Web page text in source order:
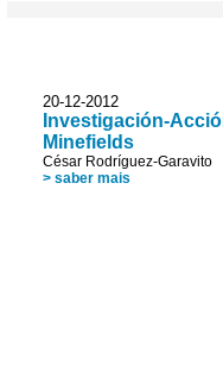
20-12-2012
Investigación-
Minefields
César Rodríguez-Garavito
> saber mais